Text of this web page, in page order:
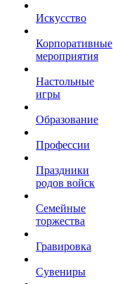
Искусство
Корпоративные
мероприятия
Настольные
игры
Образование
Профессии
Праздники
родов войск
Семейные
торжества
Гравировка
Сувениры